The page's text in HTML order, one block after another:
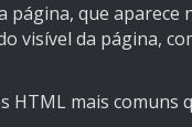
página, que aparece
visível da página,
HTML mais comuns